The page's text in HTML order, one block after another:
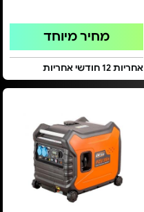
מחיר מיוחד
אחריות 12 חודשי אחריות